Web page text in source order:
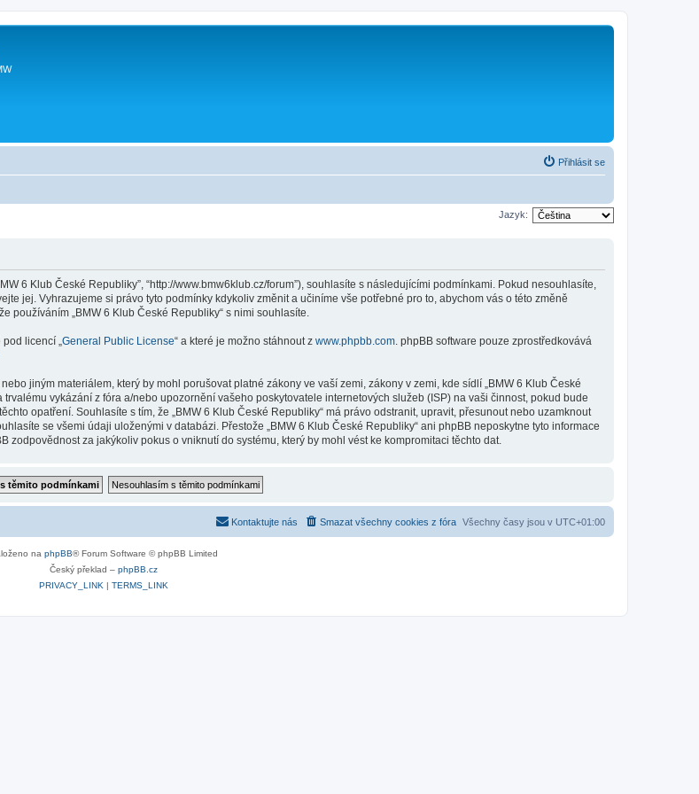
Přihlásit se
Jazyk:
6 Klub České Republiky”, “http://www.bmw6klub.cz/forum”), souhlasíte s následujícími podmínkami. Pokud nesouhlasíte,
jej. Vyhrazujeme si právo tyto podmínky kdykoliv změnit a učiníme vše potřebné pro to, abychom vás o této změně
používáním „BMW 6 Klub České Republiky“ s nimi souhlasíte.
licencí „ General Public License“ a které je možno stáhnout z www.phpbb.com . phpBB software pouze zprostředkovává
jiným materiálem, který by mohl porušovat platné zákony ve vaší zemi, zákony v zemi, kde sídlí „BMW 6 Klub České
vykázání z fóra a/nebo upozornění vašeho poskytovatele internetových služeb (ISP) na vaši činnost, pokud bude
opatření. Souhlasíte s tím, že „BMW 6 Klub České Republiky“ má právo odstranit, upravit, přesunout nebo uzamknout
se všemi údaji uloženými v databázi. Přestože „BMW 6 Klub České Republiky“ ani phpBB neposkytne tyto informace
za jakýkoliv pokus o vniknutí do systému, který by mohl vést ke kompromitaci těchto dat.
Všechny časy jsou v UTC+01:00
Smazat všechny cookies z fóra
Kontaktujte nás
na phpBB® Forum Software © phpBB Limited
Český překlad – phpBB.cz
PRIVACY_LINK | TERMS_LINK